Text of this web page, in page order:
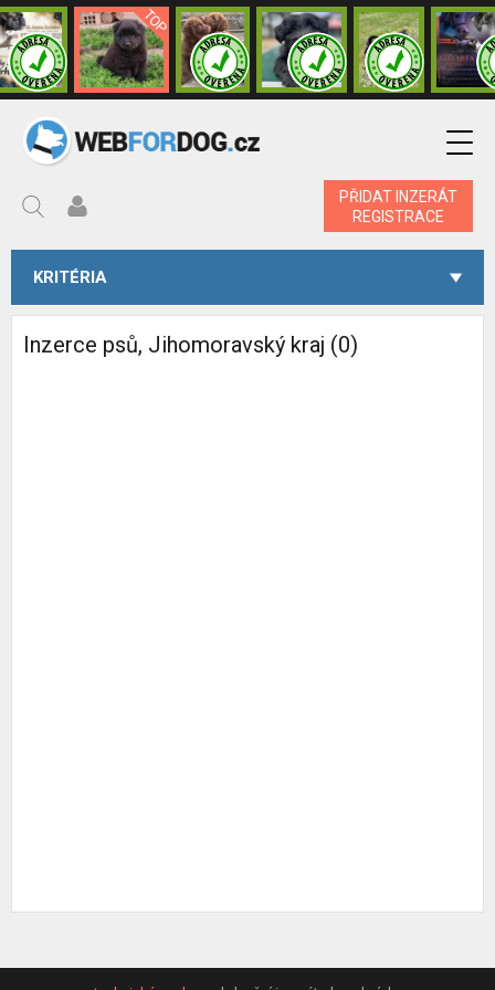
PŘIDAT INZERÁT
REGISTRACE
KRITÉRIA
Inzerce psů, Jihomoravský kraj (0)